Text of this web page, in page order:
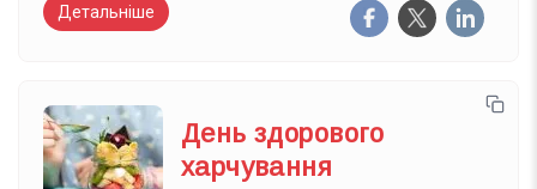
Детальніше
День здорового
харчування